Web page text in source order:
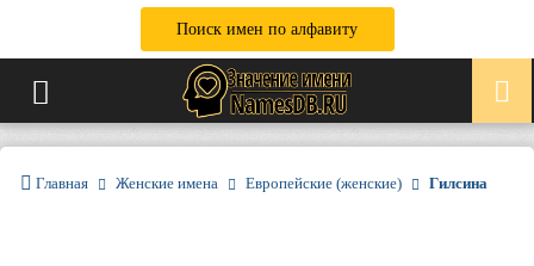
Поиск имен по алфавиту
Главная Женские имена Европейские (женские) Гилсина